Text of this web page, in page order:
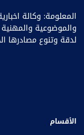
المعلومة: وكالة
والموضوعية والمهنية
لدقة وتنوع مصادرها
الأقسام